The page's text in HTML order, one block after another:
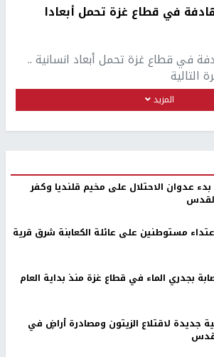
في قطاع غزة تحمل أبعادا
في قطاع غزة تحمل أبعاد انسانية ..
التالية
المزيد
بدء عدوان الاحتلال على مخيم قلنديا وكفر
اعتداء مستوطنين على عائلة الكعابنة شرق قرية
جديدة لاقتلاع الزيتون ومصادرة أراضٍ في